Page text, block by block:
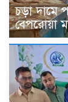
চড়া দামে
বেপরোয়া